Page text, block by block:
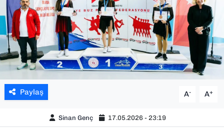
Paylaş A- A+
Sinan Genç 17.05.2026 - 23:19
TEKNOLOJİ
YAŞAM
YEREL YÖNETİMLER